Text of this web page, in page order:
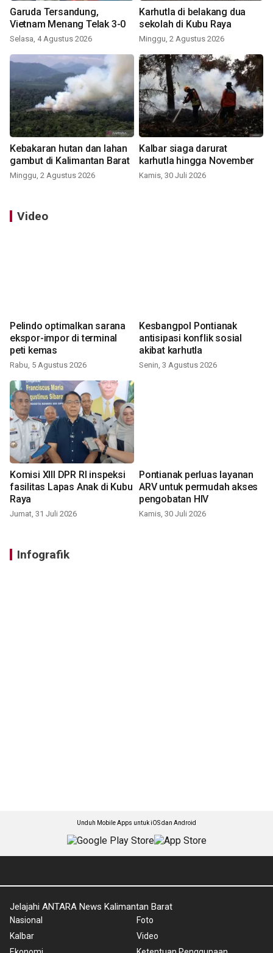
Garuda Tersandung,
Vietnam Menang Telak 3-0
Selasa, 4 Agustus 2026
Karhutla di belakang dua
sekolah di Kubu Raya
Minggu, 2 Agustus 2026
Kebakaran hutan dan lahan
gambut di Kalimantan Barat
Minggu, 2 Agustus 2026
Kalbar siaga darurat
karhutla hingga November
Kamis, 30 Juli 2026
Video
Pelindo optimalkan sarana
ekspor-impor di terminal
peti kemas
Rabu, 5 Agustus 2026
Kesbangpol Pontianak
antisipasi konflik sosial
akibat karhutla
Senin, 3 Agustus 2026
Komisi XIII DPR RI inspeksi
fasilitas Lapas Anak di Kubu
Raya
Jumat, 31 Juli 2026
Pontianak perluas layanan
ARV untuk permudah akses
pengobatan HIV
Kamis, 30 Juli 2026
Infografik
Unduh Mobile Apps untuk iOS dan Android
Jelajahi ANTARA News Kalimantan Barat
Nasional
Kalbar
Ekonomi
Foto
Video
Ketentuan Penggunaan